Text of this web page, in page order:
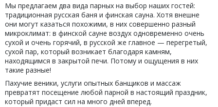
Мы предлагаем два вида парных на выбор наших гостей:
традиционная русская баня и финская сауна. Хотя внешне
они могут казаться похожими, в них совершенно разный
микроклимат: в финской сауне воздух одновременно очень
сухой и очень горячий, в русской же главное — перегретый,
сухой пар, который возникает благодаря камням,
находящимся в закрытой печи. Потому и ощущения в них
такие разные!
Пахучие веники, услуги опытных банщиков и массаж
превратят посещение любой парной в настоящий праздник,
который придаст сил на много дней вперед.